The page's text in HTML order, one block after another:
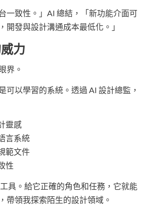
一致性。」AI 總結，「新功能介面可
開發與設計溝通成本最低化。」
力
界。
可以學習的系統。透過 AI 設計總監，
靈感
言系統
範文件
性
具。給它正確的角色和任務，它就能
帶領我探索陌生的設計領域。